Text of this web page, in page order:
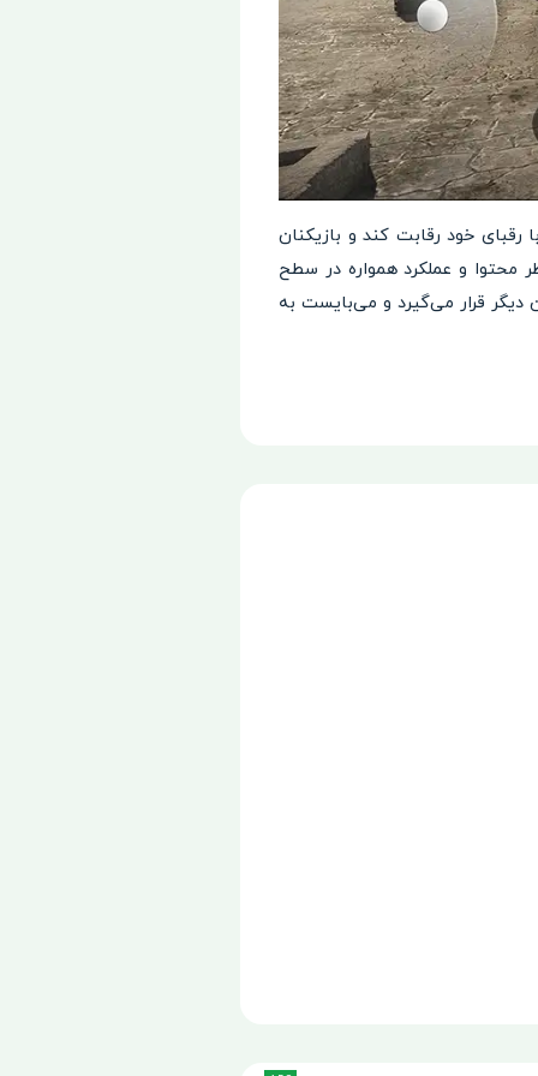
خود رقابت کند و بازیکنان
محتوا و عملکرد همواره در سطح
تازه و هیجان‌انگیز برای کاربران ارائه دهد. در هر دست بازی در مقابل 120 بازیکن دیگر قرار می‌گیرد و می‌بایست به